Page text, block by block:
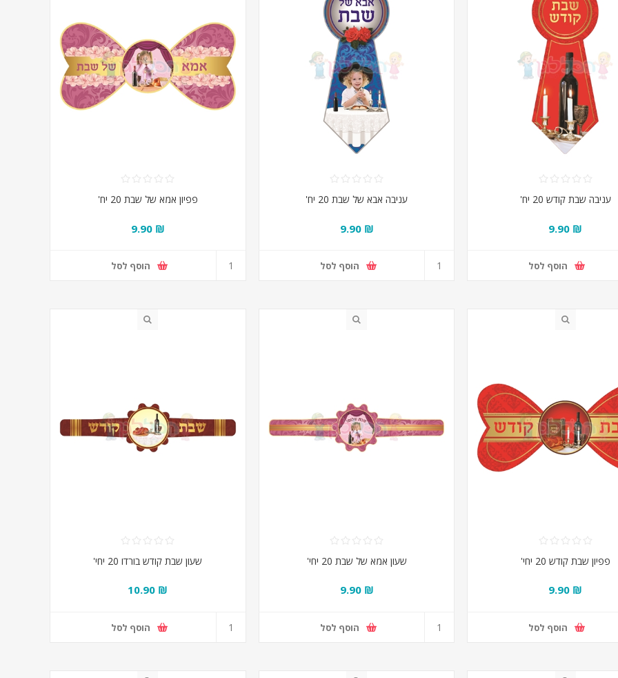
עניבה שבת קודש 20 יח'
₪ 9.90
הוסף לסל
עניבה אבא של שבת 20 יח'
₪ 9.90
הוסף לסל
פפיון אמא של שבת 20 יח'
₪ 9.90
הוסף לסל
פפיון שבת קודש 20 יחי'
₪ 9.90
הוסף לסל
שעון אמא של שבת 20 יחי'
₪ 9.90
הוסף לסל
שעון שבת קודש בורדו 20 יחי'
₪ 10.90
הוסף לסל